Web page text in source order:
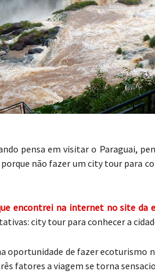
pensa em visitar o Paraguai,
não fazer um city tour para
encontrei na internet no site da
city tour para conhecer a
oportunidade de fazer ecoturismo
fatores a viagem se torna